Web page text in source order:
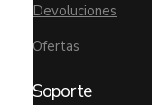
Devoluciones
Ofertas
Soporte